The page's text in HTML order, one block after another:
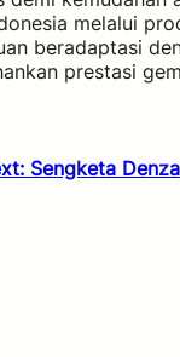
melalui
beradaptasi
prestasi
Sengketa